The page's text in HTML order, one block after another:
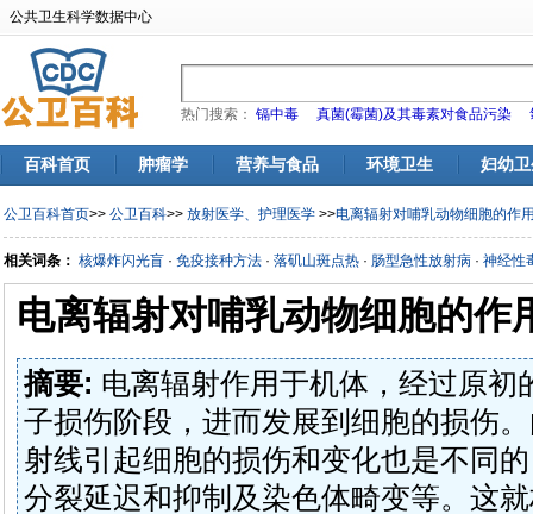
公共卫生科学数据中心
热门搜索： 镉中毒 真菌(霉菌)及其毒素对食品污染
百科首页 肿瘤学 营养与食品 环境卫生 妇幼
公卫百科首页>> 公卫百科>> 放射医学、护理医学 >>电离辐射对哺乳动物细胞的作
相关词条： 核爆炸闪光盲 · 免疫接种方法 · 落矶山斑点热 · 肠型急性放射病 · 神经性
电离辐射对哺乳动物细胞的作
摘要: 电离辐射作用于机体，经过原初
子损伤阶段，进而发展到细胞的损伤
射线引起细胞的损伤和变化也是不同
分裂延迟和抑制及染色体畸变等。这